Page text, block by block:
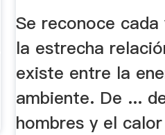
Medio .
Se reconoce cada
la estrecha
existe entre la
ambiente. De ...
hombres y el